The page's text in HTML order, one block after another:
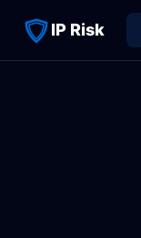
IP Risk